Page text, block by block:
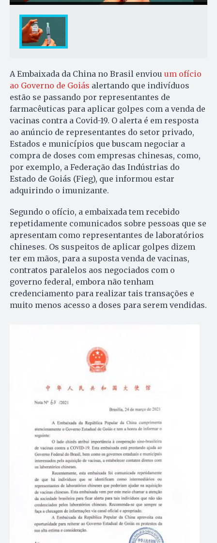
A Embaixada da China no Brasil enviou um ofício
ao Governo de Goiás alertando que indivíduos
estão se passando por representantes de
farmacêuticas para aplicar golpes com a venda de
vacinas contra a Covid-19. O alerta é em resposta
ao anúncio de representantes do setor privado,
Estados e municípios que buscam negociar a
compra de doses com empresas chinesas, como,
por exemplo, a Federação das Indústrias do
Estado de Goiás (Fieg), que informou estar
adquirindo o imunizante.
Segundo o ofício, a embaixada tem recebido
repetidamente comunicados sobre pessoas que se
apresentam como representantes de laboratórios
chineses. Os suspeitos de aplicar golpes dizem
ter em mãos, para a suposta venda de vacinas,
contratos paralelos aos negociados com o
governo federal, embora não tenham
credenciamento para realizar tais transações e
muito menos acesso a doses para serem vendidas.